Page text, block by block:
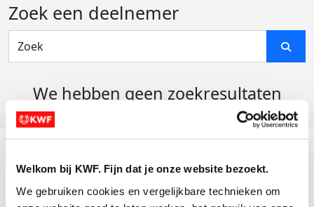
Welkom bij KWF. Fijn dat je onze website bezoekt.
We gebruiken cookies en vergelijkbare technieken om
Zoek een deelnemer
We hebben geen zoekresultaten
Actiematerialen
Evenementen